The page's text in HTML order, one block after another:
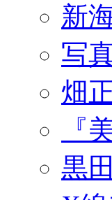
新
写
畑
『
黒